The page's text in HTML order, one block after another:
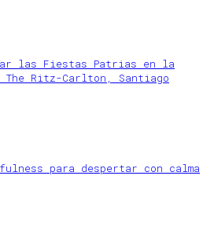
las Fiestas Patrias en la
Ritz-Carlton, Santiago
para despertar con calma